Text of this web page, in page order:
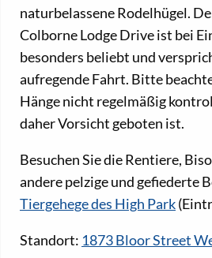
naturbelassene Rodelhügel.
Colborne Lodge Drive ist bei
besonders beliebt und
aufregende Fahrt. Bitte
Hänge nicht regelmäßig
daher Vorsicht geboten ist.
Besuchen Sie die Rentiere,
andere pelzige und gefiederte
Tiergehege des High Park
Standort: 1873 Bloor Street